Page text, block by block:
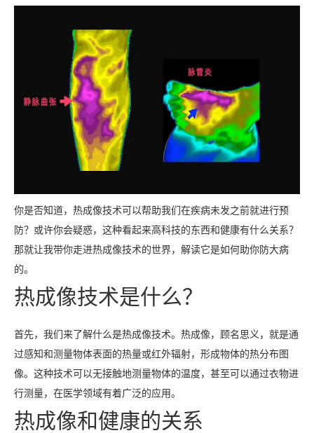
你是否知道，热成像技术可以帮助我们在疾病未发之前就进行预
防？或许你会疑惑，这种看起来高科技的东西和健康有什么关系？
那就让我带你走进热成像技术的世界，解读它是如何助你防大病
的。
热成像技术是什么？
首先，我们来了解什么是热成像技术。热成像，顾名思义，就是通
过感知和测量物体表面的热量或红外辐射，形成物体的热分布图
像。这种技术可以无接触地测量物体的温度，甚至可以通过衣物进
行测量，在医学领域有着广泛的应用。
热成像和健康的关系